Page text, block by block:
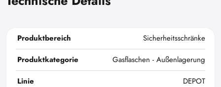
Produktbereich
Sicherheitsschränke
Produktkategorie
Gasflaschen - Außenlagerung
Linie
DEPOT